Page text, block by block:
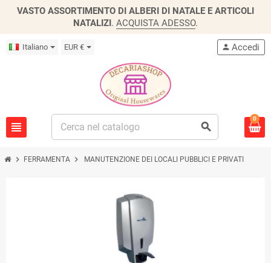
VASTO ASSORTIMENTO DI ALBERI DI NATALE E ARTICOLI
NATALIZI. ACQUISTA ADESSO.
Italiano EUR €
view_headline search
person Accedi
0
chevron_right FERRAMENTA chevron_right MANUTENZIONE DEI LOCALI PUBBLICI E PRIVATI